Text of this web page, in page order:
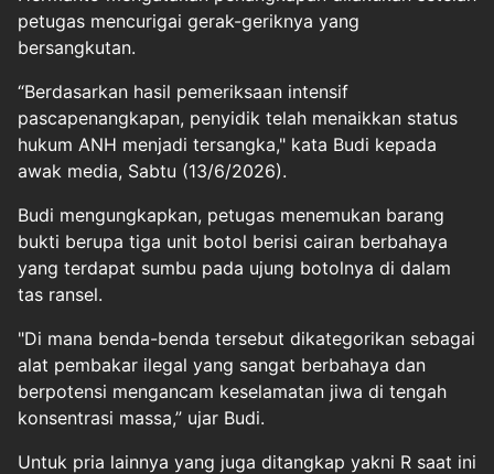
petugas mencurigai gerak-geriknya yang
bersangkutan.
“Berdasarkan hasil pemeriksaan intensif
pascapenangkapan, penyidik telah menaikkan status
hukum ANH menjadi tersangka," kata Budi kepada
awak media, Sabtu (13/6/2026).
Budi mengungkapkan, petugas menemukan barang
bukti berupa tiga unit botol berisi cairan berbahaya
yang terdapat sumbu pada ujung botolnya di dalam
tas ransel.
"Di mana benda-benda tersebut dikategorikan sebagai
alat pembakar ilegal yang sangat berbahaya dan
berpotensi mengancam keselamatan jiwa di tengah
konsentrasi massa,” ujar Budi.
Untuk pria lainnya yang juga ditangkap yakni R saat ini